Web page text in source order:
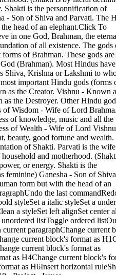
Shakti is the personnification of
- Son of Shiva and Parvati. The
head of an elephant.Click To
in one God, Brahman, the
of all existence. The gods
of Brahman. These gods are
(Brahman). Most Hindus
Shiva, Krishna or Lakshmi to
important Hindu gods (forms
as the Creator. Vishnu - Known
as the Destroyer. Other Hindu
of Wisdom - Wife of Lord
of knowledge, music and all the
of Wealth - Wife of Lord
beauty, good fortune and wealth.
of Shakti. Parvati is the
and motherhood.
or energy. Shakti is the
feminine) Ganesha - Son of
form but with the head of an
the last
styleSet a italic styleSet a
a styleSet left alignSet center
listToggle ordered
paragraphChange current
current block's format as
current block's format as
as H4Change current block's
as H6Insert horizontal